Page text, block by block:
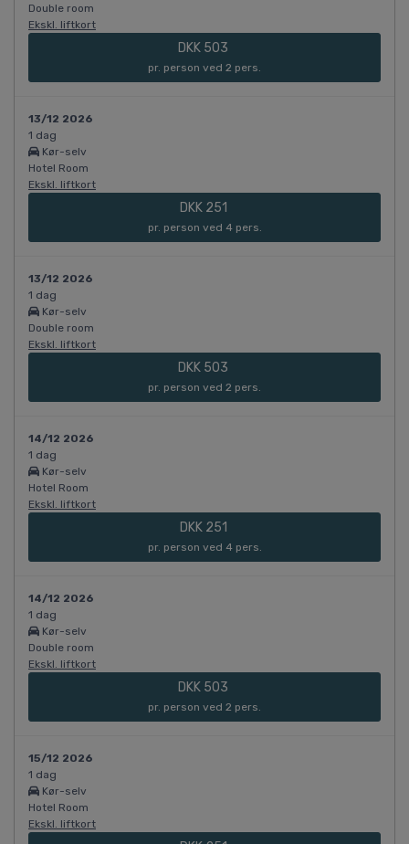
Double room
Ekskl. liftkort
DKK 503
pr. person ved 2 pers.
13/12 2026
1 dag
Kør-selv
Hotel Room
Ekskl. liftkort
DKK 251
pr. person ved 4 pers.
13/12 2026
1 dag
Kør-selv
Double room
Ekskl. liftkort
DKK 503
pr. person ved 2 pers.
14/12 2026
1 dag
Kør-selv
Hotel Room
Ekskl. liftkort
DKK 251
pr. person ved 4 pers.
14/12 2026
1 dag
Kør-selv
Double room
Ekskl. liftkort
DKK 503
pr. person ved 2 pers.
15/12 2026
1 dag
Kør-selv
Hotel Room
Ekskl. liftkort